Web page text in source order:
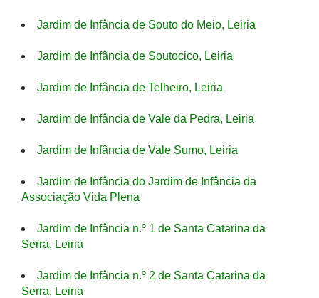
Jardim de Infância de Souto do Meio, Leiria
Jardim de Infância de Soutocico, Leiria
Jardim de Infância de Telheiro, Leiria
Jardim de Infância de Vale da Pedra, Leiria
Jardim de Infância de Vale Sumo, Leiria
Jardim de Infância do Jardim de Infância da
Associação Vida Plena
Jardim de Infância n.º 1 de Santa Catarina da
Serra, Leiria
Jardim de Infância n.º 2 de Santa Catarina da
Serra, Leiria